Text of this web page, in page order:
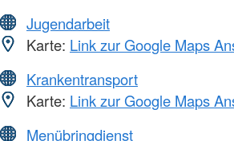
Jugendarbeit
Karte: Link zur Google Maps
Krankentransport
Karte: Link zur Google Maps
Menübringdienst